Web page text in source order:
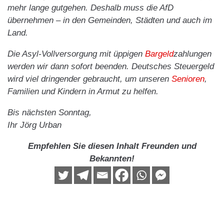
mehr lange gutgehen. Deshalb muss die AfD
übernehmen – in den Gemeinden, Städten und auch im
Land.
Die Asyl-Vollversorgung mit üppigen Bargeldzahlungen
werden wir dann sofort beenden. Deutsches Steuergeld
wird viel dringender gebraucht, um unseren Senioren,
Familien und Kindern in Armut zu helfen.
Bis nächsten Sonntag,
Ihr Jörg Urban
Empfehlen Sie diesen Inhalt Freunden und
Bekannten!